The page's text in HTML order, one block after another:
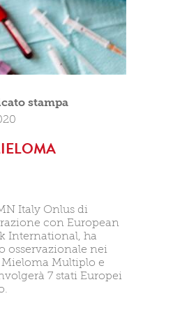
stampa
Italy Onlus di
con European
International, ha
osservazionale nei
Multiplo e
7 stati Europei